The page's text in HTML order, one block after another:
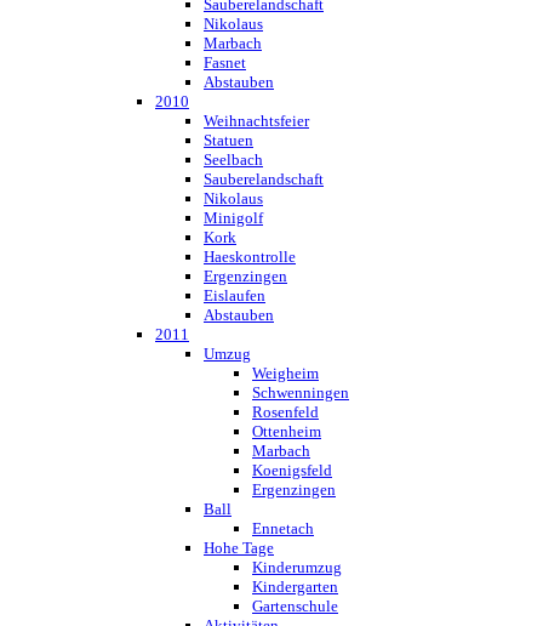
Sauberelandschaft
Nikolaus
Marbach
Fasnet
Abstauben
2010
Weihnachtsfeier
Statuen
Seelbach
Sauberelandschaft
Nikolaus
Minigolf
Kork
Haeskontrolle
Ergenzingen
Eislaufen
Abstauben
2011
Umzug
Weigheim
Schwenningen
Rosenfeld
Ottenheim
Marbach
Koenigsfeld
Ergenzingen
Ball
Ennetach
Hohe Tage
Kinderumzug
Kindergarten
Gartenschule